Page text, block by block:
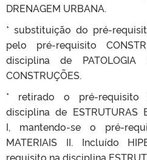
DRENAGEM URBANA.
* substituição do pré-
pelo pré-requisito
disciplina de PATOLOGIA
CONSTRUÇÕES.
* retirado o pré-requisito
disciplina de ESTRUTURAS
I, mantendo-se o pré-
MATERIAIS II. Incluído
requisito na disciplina